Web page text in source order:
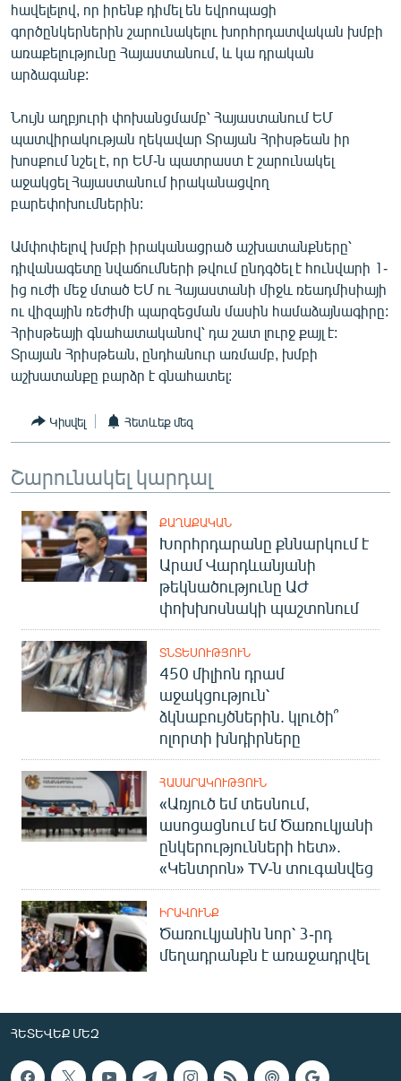
հավելելով, որ իրենք դիմել են եվրոպացի
գործընկերներին շարունակելու խորհրդատվական խմբի
առաքելությունը Հայաստանում, և կա դրական
արձագանք:
Նույն աղբյուրի փոխանցմամբ՝ Հայաստանում ԵՄ
պատվիրակության ղեկավար Տրայան Հրիսթեան իր
խոսքում նշել է, որ ԵՄ-ն պատրաստ է շարունակել
աջակցել Հայաստանում իրականացվող
բարեփոխումներին:
Ամփոփելով խմբի իրականացրած աշխատանքները՝
դիվանագետը նվաճումների թվում ընդգծել է հունվարի 1-
ից ուժի մեջ մտած ԵՄ ու Հայաստանի միջև ռեադմիսիայի
ու վիզային ռեժիմի պարզեցման մասին համաձայնագիրը:
Հրիսթեայի գնահատականով՝ դա շատ լուրջ քայլ է:
Տրայան Հրիսթեան, ընդհանուր առմամբ, խմբի
աշխատանքը բարձր է գնահատել:
Կիսվել Հետևեք մեզ
Շարունակել կարդալ
ՔԱՂԱՔԱԿԱՆ
Խորհրդարանը քննարկում է
Արամ Վարդևանյանի
թեկնածությունը ԱԺ
փոխխոսնակի պաշտոնում
ՏՆՏԵՍՈՒԹՅՈՒՆ
450 միլիոն դրամ
աջակցություն՝
ձկնաբույծներին. կլուծի՞
ոլորտի խնդիրները
ՀԱՍԱՐԱԿՈՒԹՅՈՒՆ
«Առյուծ եմ տեսնում,
ասոցացնում եմ Ծառուկյանի
ընկերությունների հետ».
«Կենտրոն» TV-ն տուգանվեց
ԻՐԱՎՈՒՆՔ
Ծառուկյանին նոր՝ 3-րդ
մեղադրանքն է առաջադրվել
ՀԵՏԵՎԵՔ ՄԵԶ